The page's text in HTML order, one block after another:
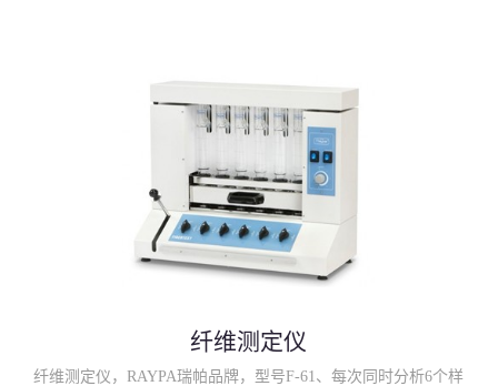
纤维测定仪
纤维测定仪，RAYPA瑞帕品牌，型号F-61、每次同时分析6个样